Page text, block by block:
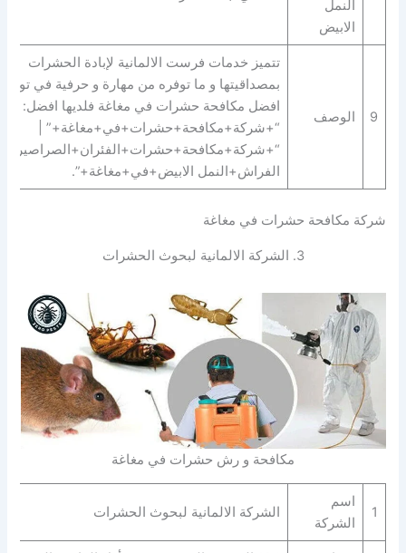
النمل
الابيض
9 الوصف
تتميز خدمات فرست الالمانية لإبادة الحشرات
بمصداقيتها و ما توفره من مهارة و حرفية في توفير
افضل مكافحة حشرات في مغاغة فلديها افضل:
“+شركة+مكافحة+حشرات+في+مغاغة+” |
الفراش+النمل الابيض+في+مغاغة+”.
شركة مكافحة حشرات في مغاغة
3. الشركة الالمانية لبحوث الحشرات
مكافحة و رش حشرات في مغاغة
1
اسم
الشركة
الشركة الالمانية لبحوث الحشرات